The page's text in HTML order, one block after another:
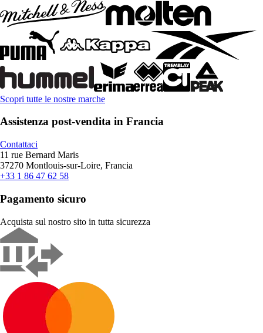
Scopri tutte le nostre marche
Assistenza post-vendita in Francia
Contattaci
11 rue Bernard Maris
37270 Montlouis-sur-Loire, Francia
+33 1 86 47 62 58
Pagamento sicuro
Acquista sul nostro sito in tutta sicurezza